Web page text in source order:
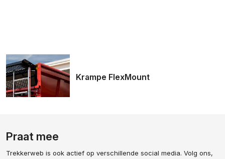
Krampe FlexMount
Praat mee
Trekkerweb is ook actief op verschillende social media. Volg ons,